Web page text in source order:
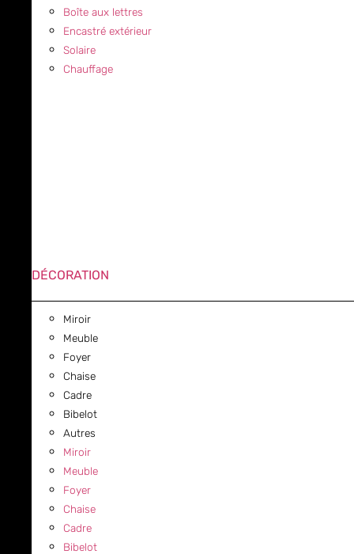
Boîte aux lettres
Encastré extérieur
Solaire
Chauffage
DÉCORATION
Miroir
Meuble
Foyer
Chaise
Cadre
Bibelot
Autres
Miroir
Meuble
Foyer
Chaise
Cadre
Bibelot